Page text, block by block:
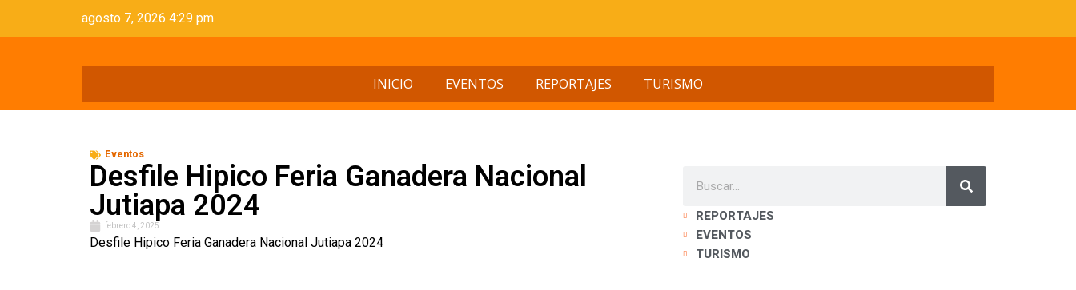
agosto 7, 2026 4:29 pm
INICIO EVENTOS REPORTAJES TURISMO
Eventos
Desfile Hipico Feria Ganadera Nacional
Jutiapa 2024
febrero 4, 2025
Desfile Hipico Feria Ganadera Nacional Jutiapa 2024
REPORTAJES
EVENTOS
TURISMO